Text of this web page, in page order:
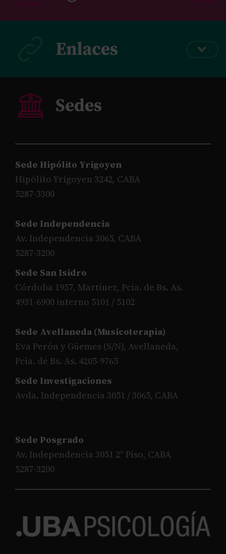
Sede Hipólito Yrigoyen
Hipólito Yrigoyen 3242, CABA
5287-3300
Sede Independencia
Av. Independencia 3065, CABA
5287-3200
Sede San Isidro
Córdoba 1957, Martínez, Pcia. de Bs. As.
4931-6900 interno 5101 / 5102
Sede Avellaneda (Musicoterapia)
Eva Perón y Güemes (S/N), Avellaneda,
Pcia. de Bs. As. 4205-9765
Sede Investigaciones
Avda. Independencia 3051 / 3065, CABA
Sede Posgrado
Av. Independencia 3051 2° Piso, CABA
5287-3200